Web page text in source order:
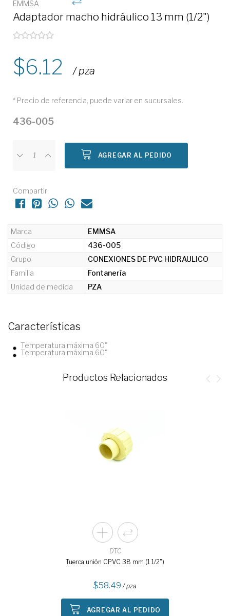
EMMSA
Adaptador macho hidráulico 13 mm (1/2")
6.12 / pza
* Precio de referencia, puede variar en sucursales.
436-005
AGREGAR AL PEDIDO
Compartir:
Marca
EMMSA
Código
436-005
Grupo
CONEXIONES DE PVC HIDRAULICO
Familia
Fontanería
Unidad de medida
PZA
Características
Temperatura máxima 60"
Temperatura máxima 60"
Productos Relacionados
DTC
Tuerca unión CPVC 38 mm (1 1/2")
58.49 / pza
AGREGAR AL PEDIDO